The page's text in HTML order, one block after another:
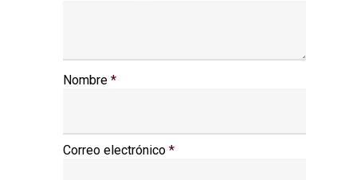
Nombre *
Correo electrónico *